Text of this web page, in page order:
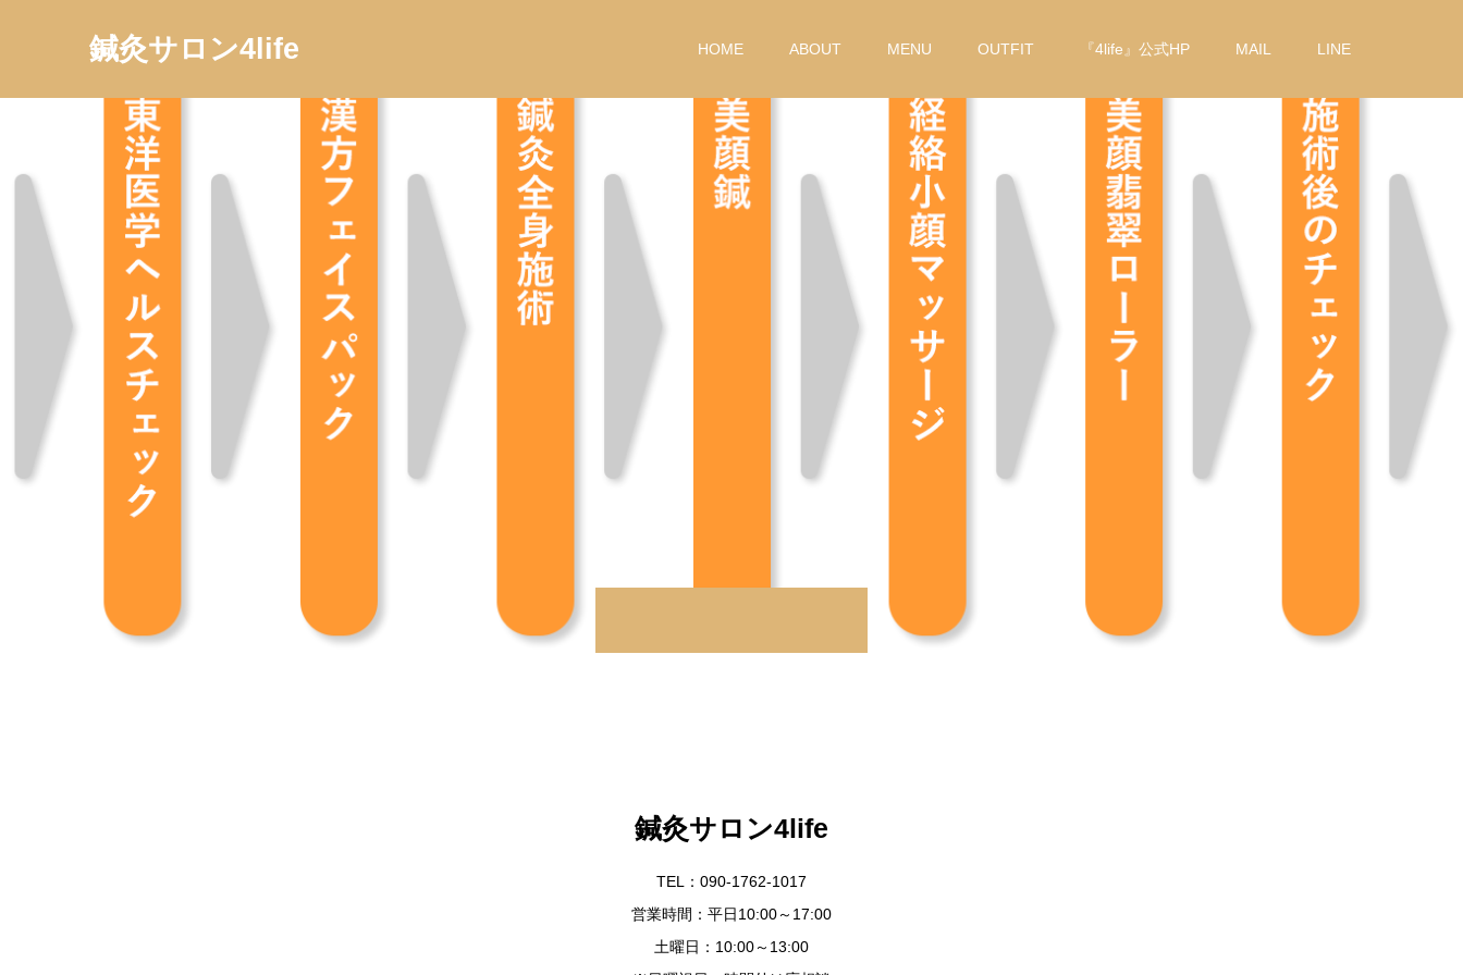
鍼灸サロン4life HOME ABOUT MENU OUTFIT 『4life』公式HP MAIL LINE
鍼灸サロン4life
TEL：090-1762-1017
営業時間：平日10:00～17:00
土曜日：10:00～13:00